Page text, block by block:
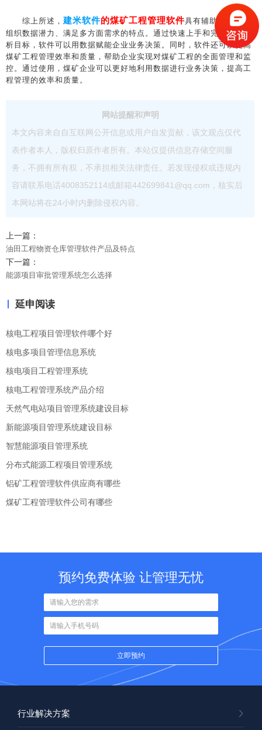
综上所述， 建米软件的煤矿工程管理软件具有辅助企业挖掘
组织数据潜力、满足多方面需求的特点。通过快速上手和完成数据分
析目标，软件可以用数据赋能企业业务决策。同时，软件还可以提高
煤矿工程管理效率和质量，帮助企业实现对煤矿工程的全面管理和监
控。通过使用，煤矿企业可以更好地利用数据进行业务决策，提高工
程管理的效率和质量。
网站提醒和声明
本文内容来自自互联网公开信息或用户自发贡献，该文观点仅代
表作者本人，版权归原作者所有。本站仅提供信息存储空间服
务，不拥有所有权，不承担相关法律责任。若发现侵权或违规内
容请联系电话4008352114或邮箱442699841@qq.com，核实后
本网站将在24小时内删除侵权内容。
上一篇：
油田工程物资仓库管理软件产品及特点
下一篇：
能源项目审批管理系统怎么选择
延申阅读
核电工程项目管理软件哪个好
核电多项目管理信息系统
核电项目工程管理系统
核电工程管理系统产品介绍
天然气电站项目管理系统建设目标
新能源项目管理系统建设目标
智慧能源项目管理系统
分布式能源工程项目管理系统
铝矿工程管理软件供应商有哪些
煤矿工程管理软件公司有哪些
预约免费体验 让管理无忧
行业解决方案